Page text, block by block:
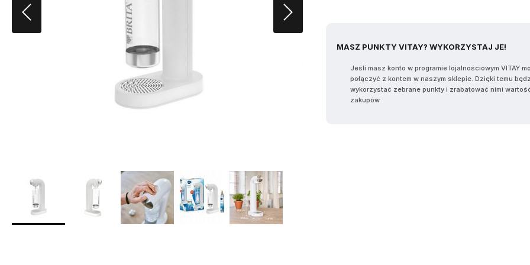
MASZ PUNKTY VITAY? WYKORZYSTAJ JE!
Jeśli masz konto w programie lojalnościowym VITAY
połączyć z kontem w naszym sklepie. Dzięki temu
wykorzystać zebrane punkty i zrabatować nimi
zakupów.